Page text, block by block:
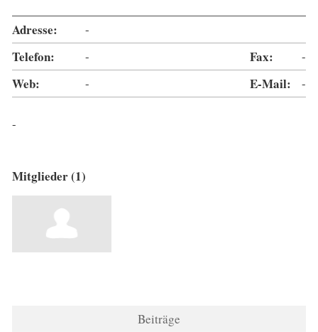
Adresse: -
Telefon: - Fax: -
Web: - E-Mail: -
-
Mitglieder (1)
Beiträge